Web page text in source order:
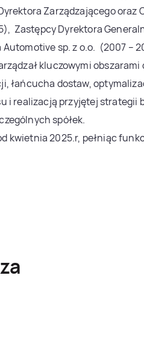
Zarządzającego oraz
Zastępcy Dyrektora
Automotive sp. z o.o. (2007 –
kluczowymi
łańcucha dostaw,
i realizacją przyjętej strategii
spółek.
kwietnia 2025.r, pełniąc